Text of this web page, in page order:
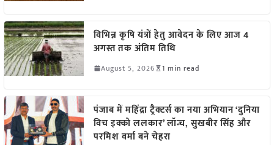
विभिन्न कृषि यंत्रों हेतु आवेदन के लिए आज 4
अगस्त तक अंतिम तिथि
August 5, 2026 1 min read
पंजाब में महिंद्रा ट्रैक्टर्स का नया अभियान ‘दुनिया
विच इक्को ललकार’ लॉन्च, सुखबीर सिंह और
परमिश वर्मा बने चेहरा